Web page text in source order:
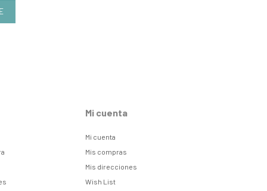
Mi cuenta
Mi cuenta
Mis compras
Mis direcciones
Wish List